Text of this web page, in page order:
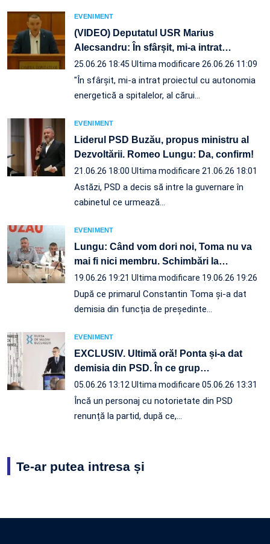
EVENIMENT
(VIDEO) Deputatul USR Marius
Alecsandru: În sfârșit, mi-a intrat…
25.06.26 18:45 Ultima modificare 26.06.26 11:09
"În sfârșit, mi-a intrat proiectul cu autonomia
energetică a spitalelor, al cărui…
EVENIMENT
Liderul PSD Buzău, propus ministru al
Dezvoltării. Romeo Lungu: Da, confirm!
21.06.26 18:00 Ultima modificare 21.06.26 18:01
Astăzi, PSD a decis să intre la guvernare în
cabinetul ce urmează…
EVENIMENT
Lungu: Când vom dori noi, Toma nu va
mai fi nici membru. Schimbări la…
19.06.26 19:21 Ultima modificare 19.06.26 19:26
După ce primarul Constantin Toma și-a dat
demisia din funcția de președinte…
EVENIMENT
EXCLUSIV. Ultimă oră! Ponta și-a dat
demisia din PSD. În ce grup…
05.06.26 13:12 Ultima modificare 05.06.26 13:31
Încă un personaj cu notorietate din PSD
renunță la partid, după ce,…
Te-ar putea intresa și